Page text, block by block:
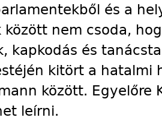
és a
között nem csoda,
kapkodás és
kitört a hatalmi
között.
leírni.